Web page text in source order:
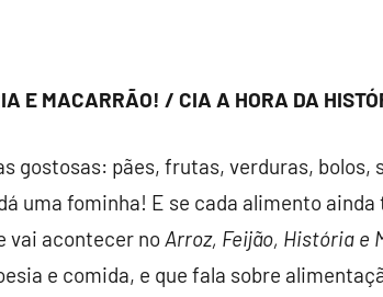
E MACARRÃO! / CIA A HORA DA
gostosas: pães, frutas, verduras, bolos,
uma fominha! E se cada alimento ainda
vai acontecer noArroz, Feijão, História e
e comida, e que fala sobre